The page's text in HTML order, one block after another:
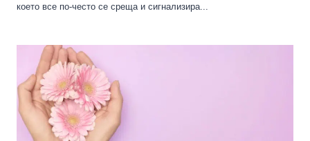
което все по-често се среща и сигнализира...